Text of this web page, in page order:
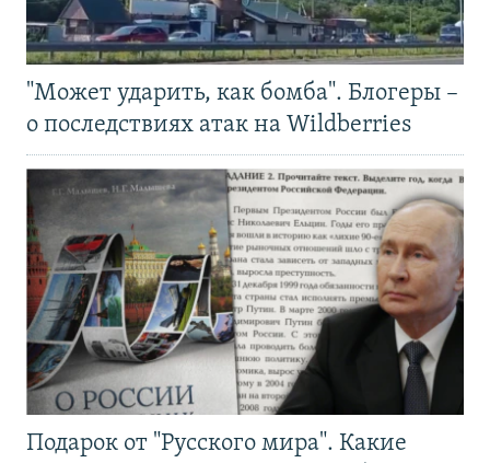
"Может ударить, как бомба". Блогеры –
о последствиях атак на Wildberries
Подарок от "Русского мира". Какие